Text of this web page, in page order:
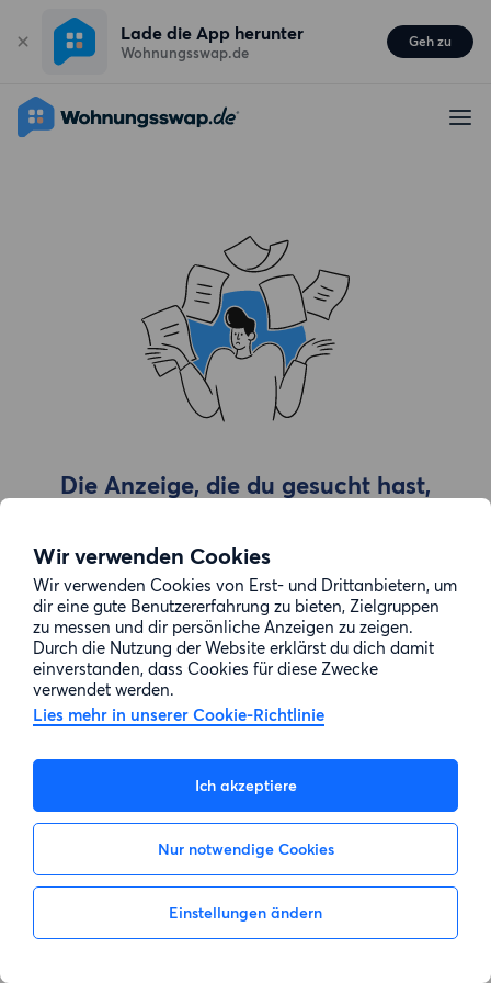
Wir verwenden Cookies
Wir verwenden Cookies von Erst- und Drittanbietern, um
dir eine gute Benutzererfahrung zu bieten, Zielgruppen
zu messen und dir persönliche Anzeigen zu zeigen.
Durch die Nutzung der Website erklärst du dich damit
einverstanden, dass Cookies für diese Zwecke
verwendet werden.
Lies mehr in unserer Cookie-Richtlinie
Ich akzeptiere
Nur notwendige Cookies
Einstellungen ändern
Lade die App herunter
Wohnungsswap.de
Geh zu
Die Anzeige, die du gesucht hast,
Zur Suche gehen